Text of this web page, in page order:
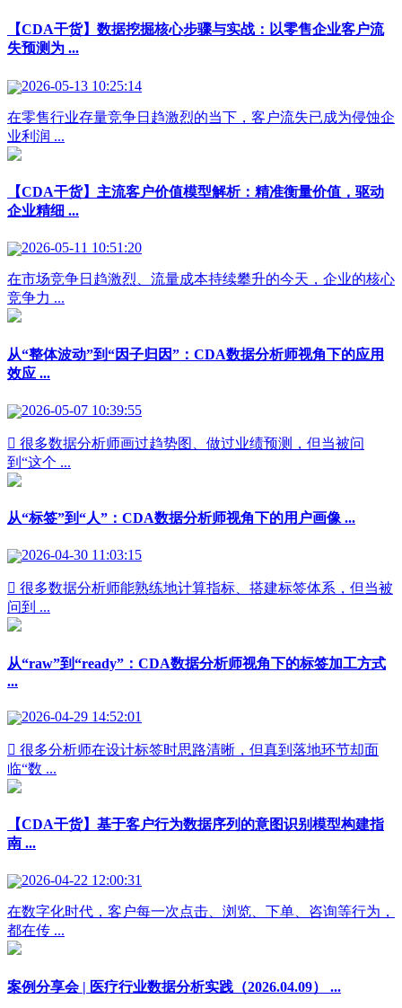
【CDA干货】数据挖掘核心步骤与实战：以零售企业客户流
失预测为 ...
2026-05-13 10:25:14
在零售行业存量竞争日趋激烈的当下，客户流失已成为侵蚀企
业利润 ...
【CDA干货】主流客户价值模型解析：精准衡量价值，驱动
企业精细 ...
2026-05-11 10:51:20
在市场竞争日趋激烈、流量成本持续攀升的今天，企业的核心
竞争力 ...
从“整体波动”到“因子归因”：CDA数据分析师视角下的应用
效应 ...
2026-05-07 10:39:55
 很多数据分析师画过趋势图、做过业绩预测，但当被问
到“这个 ...
从“标签”到“人”：CDA数据分析师视角下的用户画像 ...
2026-04-30 11:03:15
 很多数据分析师能熟练地计算指标、搭建标签体系，但当被
问到 ...
从“raw”到“ready”：CDA数据分析师视角下的标签加工方式
...
2026-04-29 14:52:01
 很多分析师在设计标签时思路清晰，但真到落地环节却面
临“数 ...
【CDA干货】基于客户行为数据序列的意图识别模型构建指
南 ...
2026-04-22 12:00:31
在数字化时代，客户每一次点击、浏览、下单、咨询等行为，
都在传 ...
案例分享会 | 医疗行业数据分析实践（2026.04.09） ...